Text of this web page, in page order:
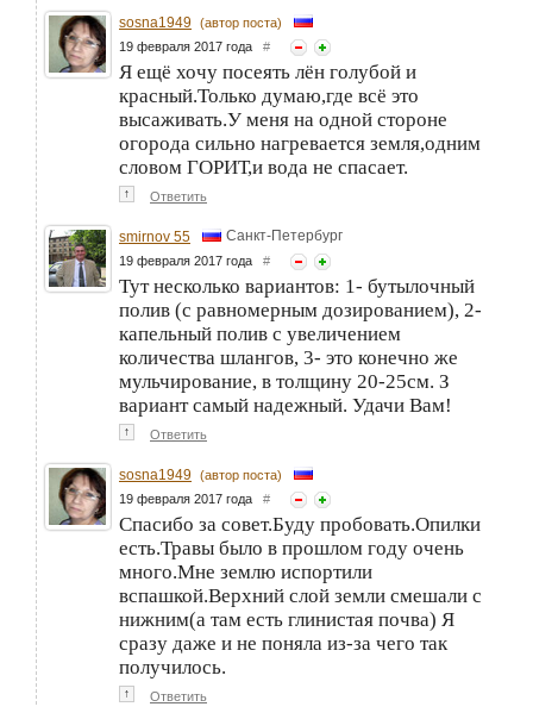
sosna1949 (автор поста)
19 февраля 2017 года #
Я ещё хочу посеять лён голубой и
красный.Только думаю,где всё это
высаживать.У меня на одной стороне
огорода сильно нагревается земля,одним
словом ГОРИТ,и вода не спасает.
↑ Ответить
smirnov 55 Санкт-Петербург
19 февраля 2017 года #
Тут несколько вариантов: 1- бутылочный
полив (с равномерным дозированием), 2-
капельный полив с увеличением
количества шлангов, 3- это конечно же
мульчирование, в толщину 20-25см. З
вариант самый надежный. Удачи Вам!
↑ Ответить
sosna1949 (автор поста)
19 февраля 2017 года #
Спасибо за совет.Буду пробовать.Опилки
есть.Травы было в прошлом году очень
много.Мне землю испортили
вспашкой.Верхний слой земли смешали с
нижним(а там есть глинистая почва) Я
сразу даже и не поняла из-за чего так
получилось.
↑ Ответить